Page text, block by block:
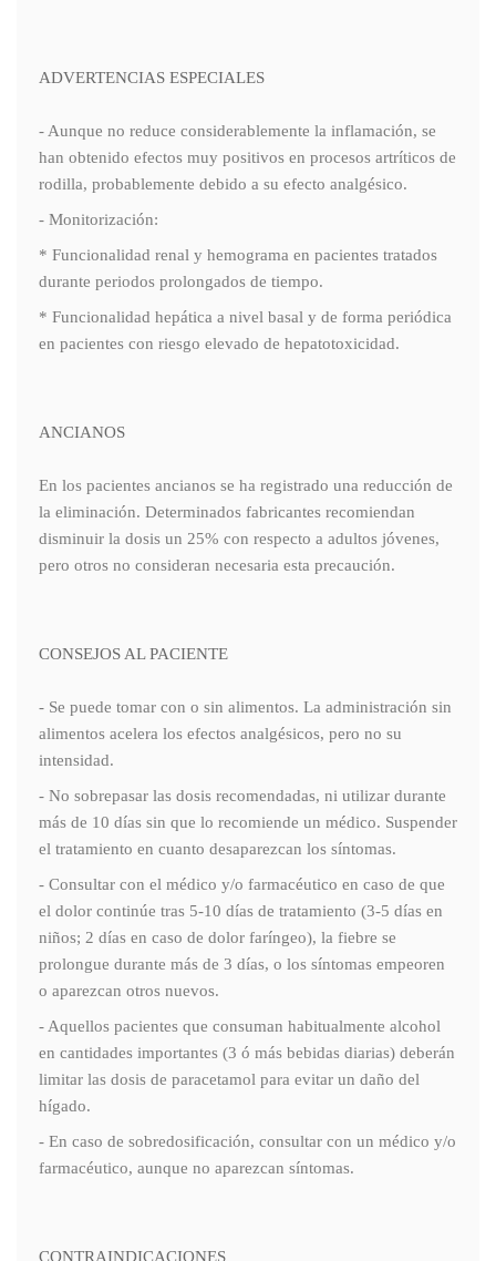
ADVERTENCIAS ESPECIALES
- Aunque no reduce considerablemente la inflamación, se
han obtenido efectos muy positivos en procesos artríticos de
rodilla, probablemente debido a su efecto analgésico.
- Monitorización:
* Funcionalidad renal y hemograma en pacientes tratados
durante periodos prolongados de tiempo.
* Funcionalidad hepática a nivel basal y de forma periódica
en pacientes con riesgo elevado de hepatotoxicidad.
ANCIANOS
En los pacientes ancianos se ha registrado una reducción de
la eliminación. Determinados fabricantes recomiendan
disminuir la dosis un 25% con respecto a adultos jóvenes,
pero otros no consideran necesaria esta precaución.
CONSEJOS AL PACIENTE
- Se puede tomar con o sin alimentos. La administración sin
alimentos acelera los efectos analgésicos, pero no su
intensidad.
- No sobrepasar las dosis recomendadas, ni utilizar durante
más de 10 días sin que lo recomiende un médico. Suspender
el tratamiento en cuanto desaparezcan los síntomas.
- Consultar con el médico y/o farmacéutico en caso de que
el dolor continúe tras 5-10 días de tratamiento (3-5 días en
niños; 2 días en caso de dolor faríngeo), la fiebre se
prolongue durante más de 3 días, o los síntomas empeoren
o aparezcan otros nuevos.
- Aquellos pacientes que consuman habitualmente alcohol
en cantidades importantes (3 ó más bebidas diarias) deberán
limitar las dosis de paracetamol para evitar un daño del
hígado.
- En caso de sobredosificación, consultar con un médico y/o
farmacéutico, aunque no aparezcan síntomas.
CONTRAINDICACIONES